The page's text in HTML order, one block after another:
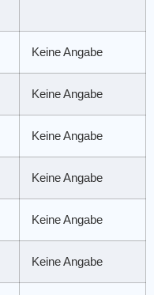
Keine Angabe
Keine Angabe
Keine Angabe
Keine Angabe
Keine Angabe
Keine Angabe